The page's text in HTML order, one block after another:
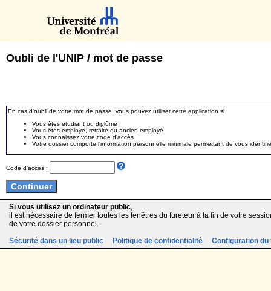
Oubli de l'UNIP / mot de passe
En cas d'oubli de votre mot de passe, vous pouvez utiliser cette application si :
Vous êtes étudiant ou diplômé
Vous êtes employé, retraité ou ancien employé
Vous connaissez votre code d'accès
Votre dossier comporte l'information personnelle minimale permettant de vous
Code d'accès :
Si vous utilisez un ordinateur public,
il est nécessaire de fermer toutes les fenêtres du fureteur à la fin de votre
de votre dossier personnel.
Sécurité dans un lieu public
Politique de confidentialité Configuration du